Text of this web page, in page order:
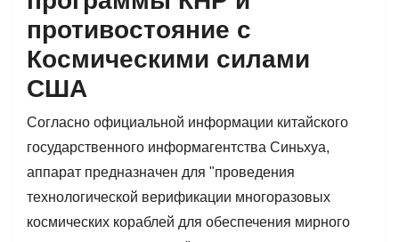
противостояние с
Космическими силами
США
Согласно официальной информации китайского
государственного информагентства Синьхуа,
аппарат предназначен для "проведения
технологической верификации многоразовых
космических кораблей для обеспечения мирного